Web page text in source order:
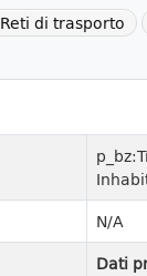
Reti di trasporto
N/A
Dati